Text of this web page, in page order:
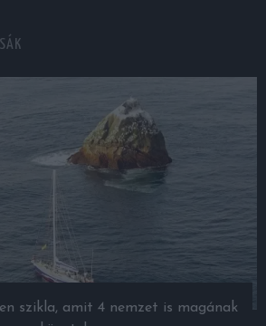
szikla, amit 4 nemzet is magának